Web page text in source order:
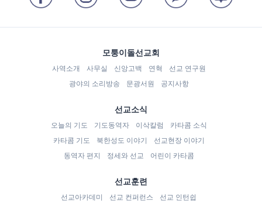
모퉁이돌선교회
사역소개 사무실 신앙고백 연혁
선교 연구원
광야의 소리방송
문광서원 공지사항
선교소식
오늘의 기도 기도동역자 이삭칼럼
카타콤 소식
카타콤 기도
북한성도 이야기
선교현장 이야기
동역자 편지
정세와 선교 어린이 카타콤
선교훈련
선교아카데미 선교 컨퍼런스 선교 인턴쉽